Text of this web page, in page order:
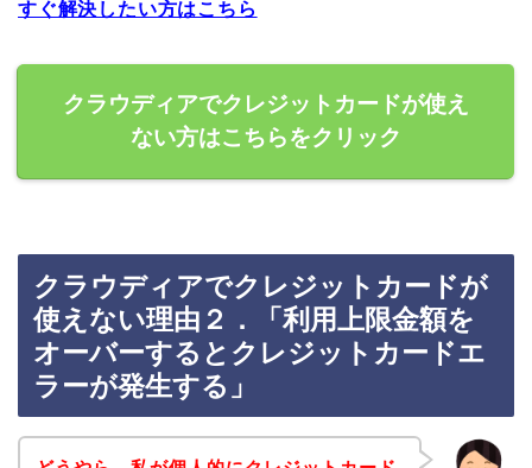
すぐ解決したい方はこちら
クラウディアでクレジットカードが使え
ない方はこちらをクリック
クラウディアでクレジットカードが
使えない理由２．「利用上限金額を
オーバーするとクレジットカードエ
ラーが発生する」